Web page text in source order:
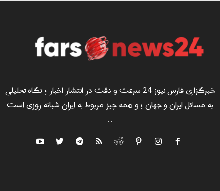
خبرگزاری فارس نیوز 24 سرعت و دقت در انتشار اخبار ؛ نگاه تحلیلی
به مسائل ایران و جهان ؛ و همه چیز مربوط به ایران شبانه روزی است
...